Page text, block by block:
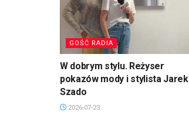
GOŚĆ RADIA
W dobrym stylu. Reżyser
pokazów mody i stylista Jarek
Szado
2026-07-23